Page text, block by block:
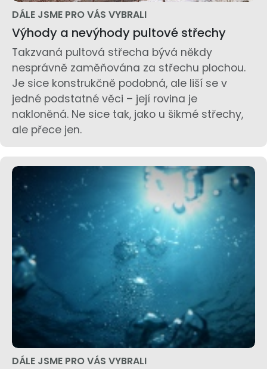
DÁLE JSME PRO VÁS VYBRALI
Výhody a nevýhody pultové střechy
Takzvaná pultová střecha bývá někdy
nesprávně zaměňována za střechu plochou.
Je sice konstrukčně podobná, ale liší se v
jedné podstatné věci – její rovina je
nakloněná. Ne sice tak, jako u šikmé střechy,
ale přece jen.
DÁLE JSME PRO VÁS VYBRALI